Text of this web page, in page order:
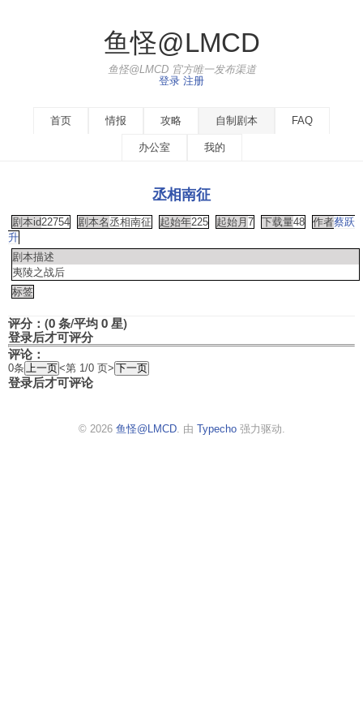
鱼怪@LMCD
鱼怪@LMCD 官方唯一发布渠道
登录 注册
首页 情报 攻略 自制剧本 FAQ
办公室 我的
丞相南征
剧本id22754 剧本名丞相南征 起始年225 起始月 7 下载量48 作者蔡跃
升
剧本描述
夷陵之战后
标签
评分：(0 条/平均 0 星)
登录后才可评分
评论：
0条 <第 1/0 页>
登录后才可评论
© 2026 鱼怪@LMCD. 由 Typecho强力驱动.